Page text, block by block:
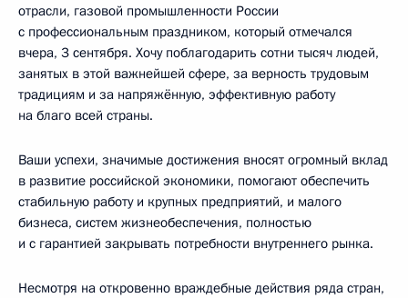
отрасли, газовой промышленности России
с профессиональным праздником, который отмечался
вчера, 3 сентября. Хочу поблагодарить сотни тысяч людей,
занятых в этой важнейшей сфере, за верность трудовым
традициям и за напряжённую, эффективную работу
на благо всей страны.
Ваши успехи, значимые достижения вносят огромный вклад
в развитие российской экономики, помогают обеспечить
стабильную работу и крупных предприятий, и малого
бизнеса, систем жизнеобеспечения, полностью
и с гарантией закрывать потребности внутреннего рынка.
Несмотря на откровенно враждебные действия ряда стран,